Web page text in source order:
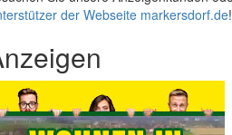
der Webseite markersdorf.de!